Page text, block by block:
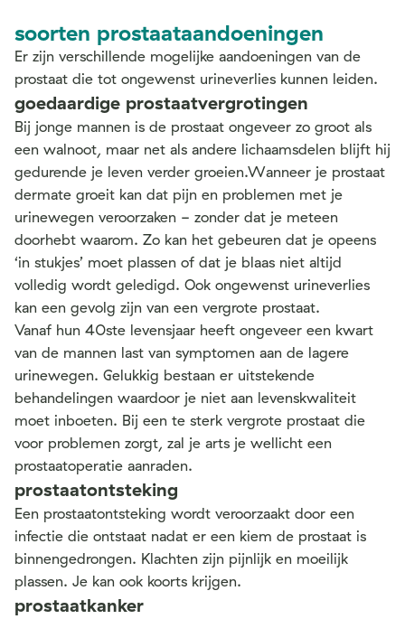
soorten prostaataandoeningen
Er zijn verschillende mogelijke aandoeningen van de
prostaat die tot ongewenst urineverlies kunnen leiden.
goedaardige prostaatvergrotingen
Bij jonge mannen is de prostaat ongeveer zo groot als
een walnoot, maar net als andere lichaamsdelen blijft hij
gedurende je leven verder groeien.Wanneer je prostaat
dermate groeit kan dat pijn en problemen met je
urinewegen veroorzaken - zonder dat je meteen
doorhebt waarom. Zo kan het gebeuren dat je opeens
‘in stukjes’ moet plassen of dat je blaas niet altijd
volledig wordt geledigd. Ook ongewenst urineverlies
kan een gevolg zijn van een vergrote prostaat.
Vanaf hun 40ste levensjaar heeft ongeveer een kwart
van de mannen last van symptomen aan de lagere
urinewegen. Gelukkig bestaan er uitstekende
behandelingen waardoor je niet aan levenskwaliteit
moet inboeten. Bij een te sterk vergrote prostaat die
voor problemen zorgt, zal je arts je wellicht een
prostaatoperatie aanraden.
prostaatontsteking
Een prostaatontsteking wordt veroorzaakt door een
infectie die ontstaat nadat er een kiem de prostaat is
binnengedrongen. Klachten zijn pijnlijk en moeilijk
plassen. Je kan ook koorts krijgen.
prostaatkanker